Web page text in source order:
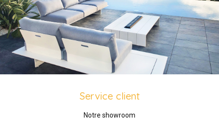
Service client
Notre showroom